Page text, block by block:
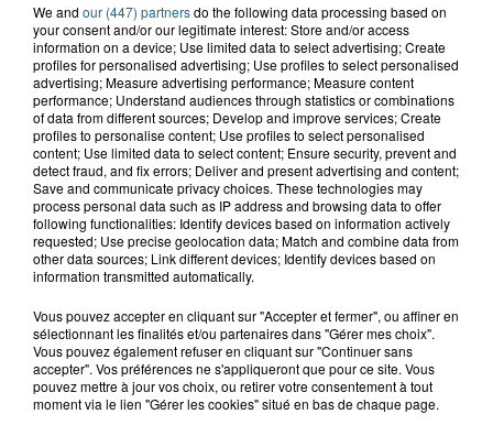
Grand jeu de l'été : les cabines de plages
Gagnez vos entrées pour Dennlys
Parc
Gagnez vos entrées pour le parc
We and our (447) partnersdo the following data processing based on
your consent and/or our legitimate interest: Store and/or access
information on a device; Use limited data to select advertising; Create
profiles for personalised advertising; Use profiles to select personalised
advertising; Measure advertising performance; Measure content
performance; Understand audiences through statistics or combinations
of data from different sources; Develop and improve services; Create
profiles to personalise content; Use profiles to select personalised
content; Use limited data to select content; Ensure security, prevent and
detect fraud, and fix errors; Deliver and present advertising and content;
Save and communicate privacy choices. These technologies may
process personal data such as IP address and browsing data to offer
following functionalities: Identify devices based on information actively
requested; Use precise geolocation data; Match and combine data from
other data sources; Link different devices; Identify devices based on
information transmitted automatically.
Vous pouvez accepter en cliquant sur "Accepter et fermer", ou affiner en
sélectionnant les finalités et/ou partenaires dans "Gérer mes choix".
Vous pouvez également refuser en cliquant sur "Continuer sans
accepter". Vos préférences ne s'appliqueront que pour ce site. Vous
pouvez mettre à jour vos choix, ou retirer votre consentement à tout
moment via le lien "Gérer les cookies" situé en bas de chaque page.